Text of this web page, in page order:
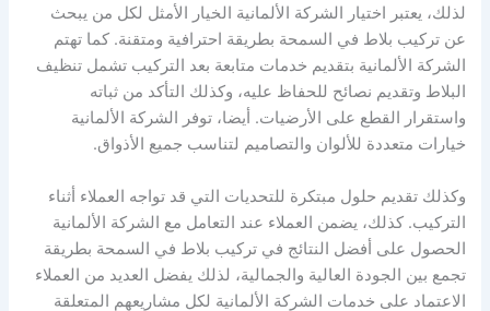
لذلك، يعتبر اختيار الشركة الألمانية الخيار الأمثل لكل من يبحث
عن تركيب بلاط في السمحة بطريقة احترافية ومتقنة. كما تهتم
الشركة الألمانية بتقديم خدمات متابعة بعد التركيب تشمل تنظيف
البلاط وتقديم نصائح للحفاظ عليه، وكذلك التأكد من ثباته
واستقرار القطع على الأرضيات. أيضا، توفر الشركة الألمانية
خيارات متعددة للألوان والتصاميم لتناسب جميع الأذواق.
وكذلك تقديم حلول مبتكرة للتحديات التي قد تواجه العملاء أثناء
التركيب. كذلك، يضمن العملاء عند التعامل مع الشركة الألمانية
الحصول على أفضل النتائج في تركيب بلاط في السمحة بطريقة
تجمع بين الجودة العالية والجمالية، لذلك يفضل العديد من العملاء
الاعتماد على خدمات الشركة الألمانية لكل مشاريعهم المتعلقة